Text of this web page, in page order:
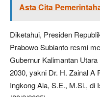
Asta Cita
Diketahui, Presiden
Prabowo Subianto resmi
Gubernur Kalimantan
2030, yakni Dr. H. Zainal A
Ingkong Ala, S.E., M.Si., di